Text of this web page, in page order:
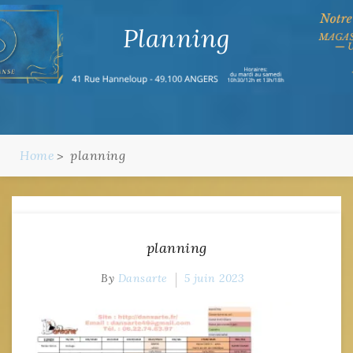
Planning
Home planning
planning
By Dansarte 5 juin 2023